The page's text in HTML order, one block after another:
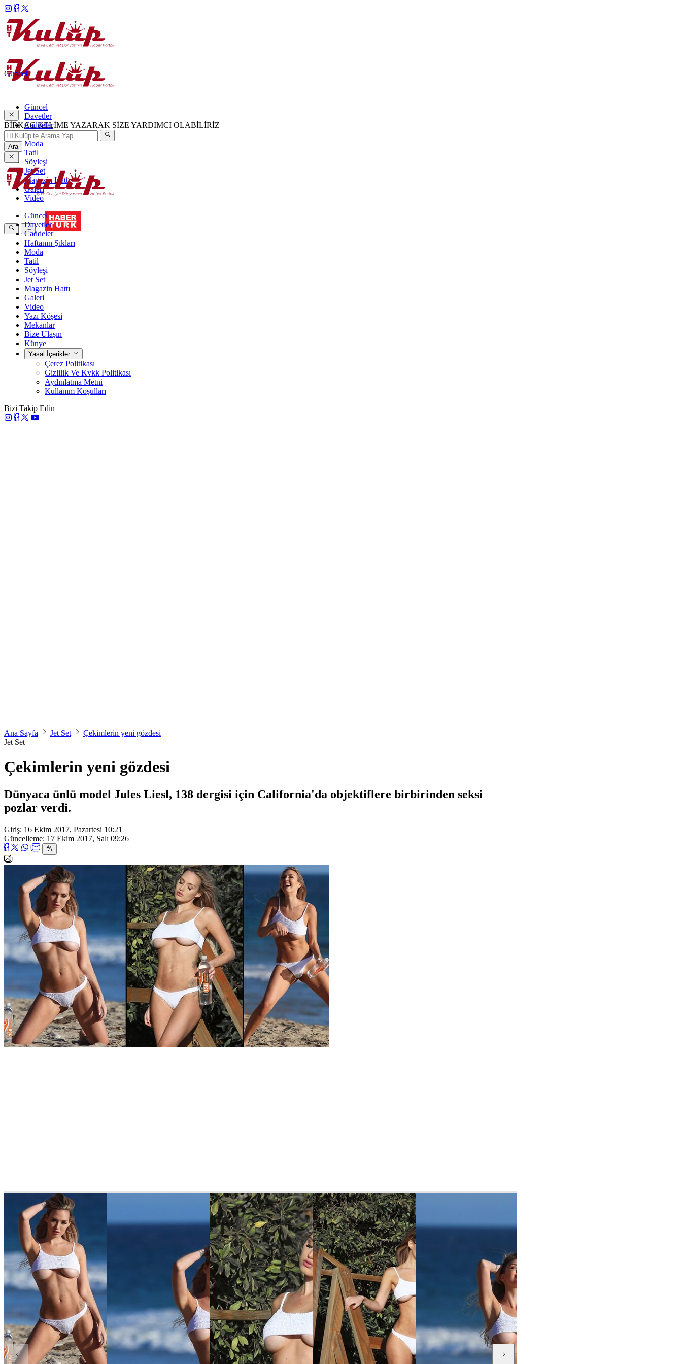
Güncel
Davetler
Caddeler
Haftanın Şıkları
Moda
Tatil
Söyleşi
Jet Set
Magazin Hattı
Galeri
Video
Güncel
BİRKAÇ KELİME YAZARAK SİZE YARDIMCI OLABİLİRİZ
Ara
Güncel
Davetler
Caddeler
Haftanın Şıkları
Moda
Tatil
Söyleşi
Jet Set
Magazin Hattı
Galeri
Video
Yazı Köşesi
Mekanlar
Bize Ulaşın
Künye
Yasal İçerikler
Çerez Politikası
Gizlilik Ve Kvkk Politikası
Aydınlatma Metni
Kullanım Koşulları
Bizi Takip Edin
Ana Sayfa Jet Set
Çekimlerin yeni gözdesi
Jet Set
Çekimlerin yeni gözdesi
Dünyaca ünlü model Jules Liesl, 138 dergisi için California'da objektiflere birbirinden seksi
pozlar verdi.
Giriş: 16 Ekim 2017, Pazartesi 10:21
Güncelleme: 17 Ekim 2017, Salı 09:26